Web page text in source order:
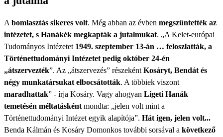
A bomlasztás sikeres volt. Még abban az évben megszüntették az
intézetet, s Hanákék megkapták a jutalmukat. „A Kelet-európai
Tudományos Intézetet 1949. szeptember 13-án … feloszlatták, a
Történettudományi Intézetet pedig október 24-én
„átszervezték”. Az „átszervezés” részeként Kosáryt, Bendát és
négy munkatársukat elbocsátották. A többiek viszont
maradhattak” - írja Kosáry. Vagy ahogyan Ligeti Hanák
temetésén méltatásként mondta: „jelen volt mint a
Történettudományi Intézet egyik alapítója”. Hát igen, jelen volt...
Benda Kálmán és Kosáry Domonkos további sorsával a következő